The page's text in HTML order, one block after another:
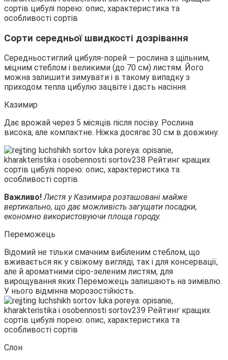
Сорти середньої швидкості дозрівання
Середньостиглий цибуля-порей — рослина з щільним,
міцним стеблом і великими (до 70 см) листям. Його
можна залишити зимувати і в такому випадку з
приходом тепла цибулю зацвіте і дасть насіння.
Казимир
Дає врожай через 5 місяців після посіву. Рослина
висока, але компактне. Ніжка досягає 30 см в довжину.
Важливо!Листя у Казимира розташовані майже
вертикально, що дає можливість загущати посадки,
економно використовуючи площа городу.
Переможець
Відомий не тільки смачним вибіленим стеблом, що
вживається як у свіжому вигляді, так і для консервації,
але й ароматними сіро-зеленим листям, для
вирощування яких Переможець залишають на зимівлю.
У нього відмінна морозостійкість.
Слон